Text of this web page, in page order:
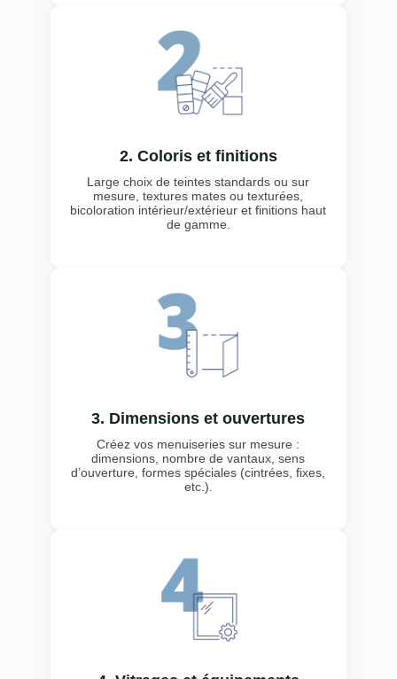
2. Coloris et finitions
Large choix de teintes standards ou sur
mesure, textures mates ou texturées,
bicoloration intérieur/extérieur et finitions haut
de gamme.
3. Dimensions et ouvertures
Créez vos menuiseries sur mesure :
dimensions, nombre de vantaux, sens
d’ouverture, formes spéciales (cintrées, fixes,
etc.).